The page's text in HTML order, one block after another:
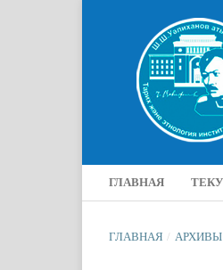
ГЛАВНАЯ
ГЛАВНАЯ / АРХИВЫ